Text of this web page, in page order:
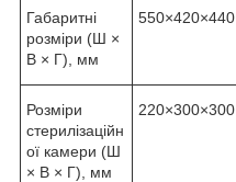
Габаритні
розміри (Ш ×
В × Г), мм
550×420×440
Розміри
стерилізаційн
ої камери (Ш
× В × Г), мм
220×300×300